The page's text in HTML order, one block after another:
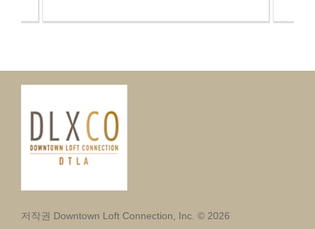
저작권 Downtown Loft Connection, Inc. © 2026